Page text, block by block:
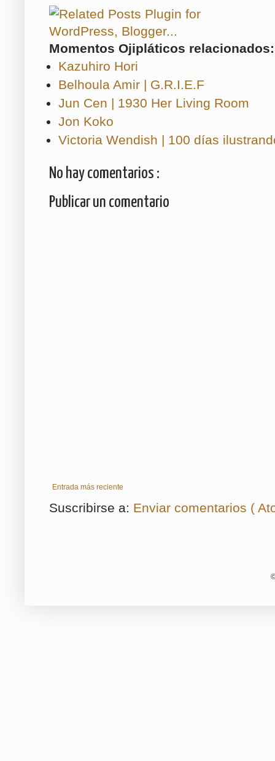
Momentos Ojipláticos relacionados:
Kazuhiro Hori
Belhoula Amir | G.R.I.E.F
Jun Cen | 1930 Her Living Room
Jon Koko
Victoria Wendish | 100 días
No hay comentarios :
Publicar un comentario
Entrada más reciente
Suscribirse a: Enviar comentarios (